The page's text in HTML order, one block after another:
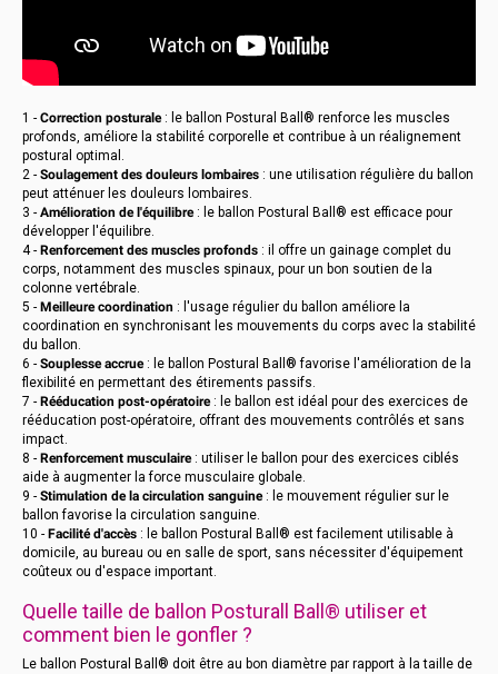
1 - Correction posturale: le ballon Postural Ball® renforce les muscles
profonds, améliore la stabilité corporelle et contribue à un réalignement
postural optimal.
2 - Soulagement des douleurs lombaires : une utilisation régulière du ballon
peut atténuer les douleurs lombaires.
3 - Amélioration de l'équilibre : le ballon Postural Ball® est efficace pour
développer l'équilibre.
4 - Renforcement des muscles profonds : il offre un gainage complet du
corps, notamment des muscles spinaux, pour un bon soutien de la
colonne vertébrale.
5 - Meilleure coordination : l'usage régulier du ballon améliore la
coordination en synchronisant les mouvements du corps avec la stabilité
du ballon.
6 - Souplesse accrue: le ballon Postural Ball® favorise l'amélioration de la
flexibilité en permettant des étirements passifs.
7 - Rééducation post-opératoire: le ballon est idéal pour des exercices de
rééducation post-opératoire, offrant des mouvements contrôlés et sans
impact.
8 - Renforcement musculaire: utiliser le ballon pour des exercices ciblés
aide à augmenter la force musculaire globale.
9 - Stimulation de la circulation sanguine: le mouvement régulier sur le
ballon favorise la circulation sanguine.
10 - Facilité d'accès : le ballon Postural Ball® est facilement utilisable à
domicile, au bureau ou en salle de sport, sans nécessiter d'équipement
coûteux ou d'espace important.
Quelle taille de ballon Posturall Ball® utiliser et
comment bien le gonfler ?
Le ballon Postural Ball® doit être au bon diamètre par rapport à la taille de